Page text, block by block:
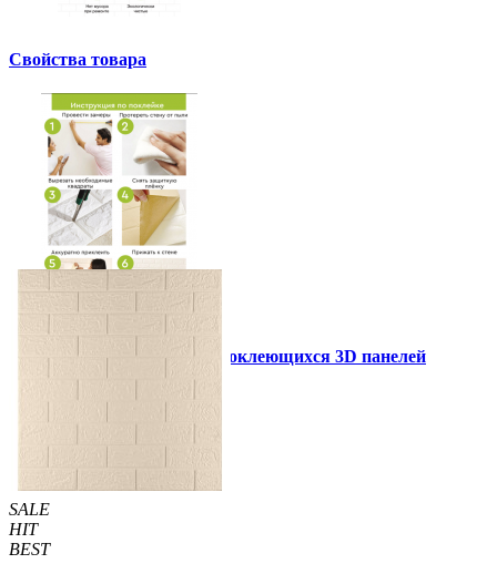
Свойства товара
Инструкция установки самоклеющихся 3D панелей
Другие так же купили
SALE
HIT
BEST